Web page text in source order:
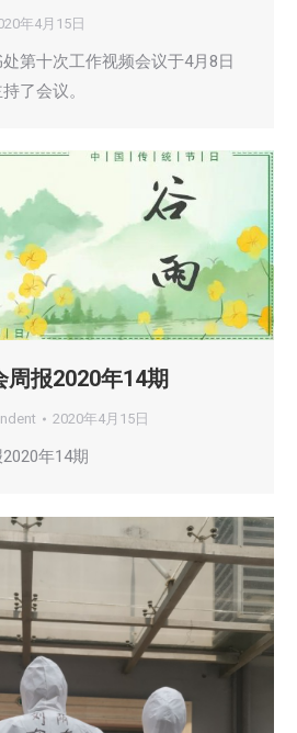
年4月15日
第十次工作视频会议于4月8日
了会议。
报2020年14期
2020年4月15日
年14期